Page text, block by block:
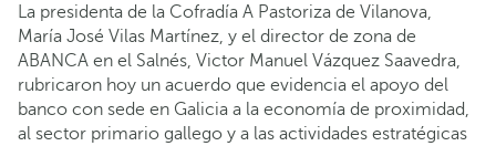
La presidenta de la Cofradía A Pastoriza de Vilanova,
María José Vilas Martínez, y el director de zona de
ABANCA en el Salnés, Victor Manuel Vázquez Saavedra,
rubricaron hoy un acuerdo que evidencia el apoyo del
banco con sede en Galicia a la economía de proximidad,
al sector primario gallego y a las actividades estratégicas